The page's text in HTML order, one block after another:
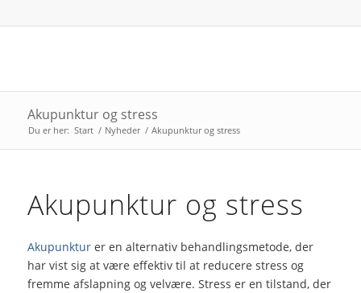
Akupunktur og stress
Du er her: Start / Nyheder / Akupunktur og stress
Akupunktur og stress
Akupunkturer en alternativ behandlingsmetode, der
har vist sig at være effektiv til at reducere stress og
fremme afslapning og velvære. Stress er en tilstand, der